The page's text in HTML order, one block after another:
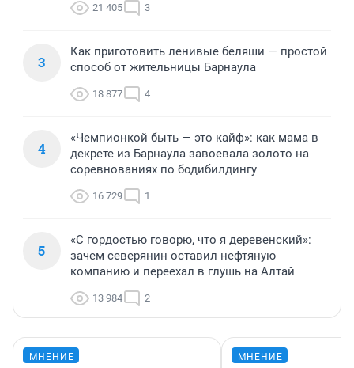
21 405 3
3
Как приготовить ленивые беляши — простой
способ от жительницы Барнаула
18 877 4
4
«Чемпионкой быть — это кайф»: как мама в
декрете из Барнаула завоевала золото на
соревнованиях по бодибилдингу
16 729 1
5
«С гордостью говорю, что я деревенский»:
зачем северянин оставил нефтяную
компанию и переехал в глушь на Алтай
13 984 2
МНЕНИЕ МНЕНИЕ